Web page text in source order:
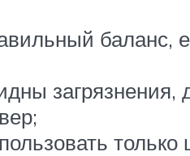
баланс,
загрязнения,
только